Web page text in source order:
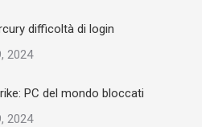
difficoltà di login
2024
PC del mondo bloccati
2024